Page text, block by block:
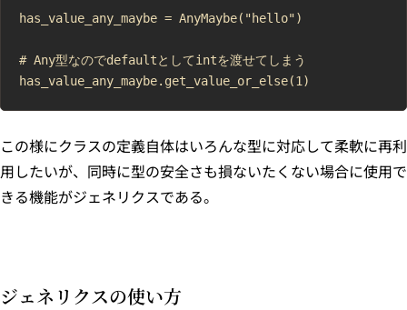
has_value_any_maybe = AnyMaybe("hello")
# Any型なのでdefaultとしてintを渡せてしまう
この様にクラスの定義自体はいろんな型に対応して柔軟に再利
用したいが、同時に型の安全さも損ないたくない場合に使用で
きる機能がジェネリクスである。
ジェネリクスの使い方